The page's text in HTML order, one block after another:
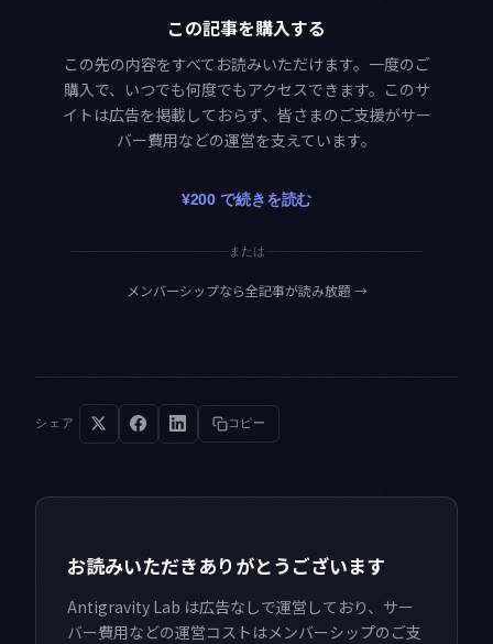
この記事を購入する
この先の内容をすべてお読みいただけます。一度のご
購入で、いつでも何度でもアクセスできます。このサ
イトは広告を掲載しておらず、皆さまのご支援がサー
バー費用などの運営を支えています。
¥200 で続きを読む
または
メンバーシップなら全記事が読み放題→
シェア コピー
お読みいただきありがとうございます
Antigravity Lab は広告なしで運営しており、サー
バー費用などの運営コストはメンバーシップのご支